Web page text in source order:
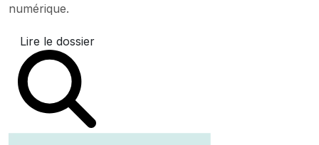
numérique.
Lire le dossier